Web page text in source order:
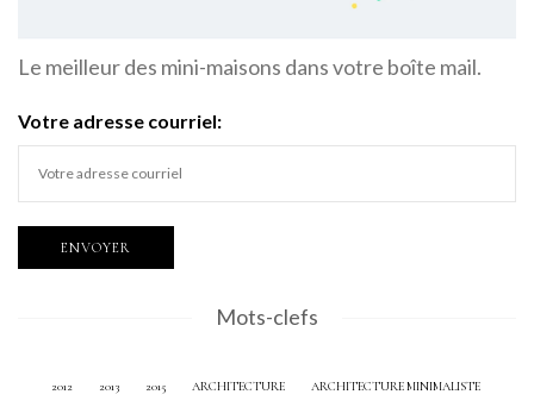
Le meilleur des mini-maisons dans votre boîte mail.
Votre adresse courriel:
Mots-clefs
2012 2013 2015 ARCHITECTURE ARCHITECTURE MINIMALISTE